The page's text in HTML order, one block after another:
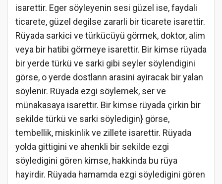
isarettir. Eger söyleyenin sesi güzel ise, faydali
ticarete, güzel degilse zararli bir ticarete isarettir.
Rüyada sarkici ve türkücüyü görmek, doktor, alim
veya bir hatibi görmeye isarettir. Bir kimse rüyada
bir yerde türkü ve sarki gibi seyler söylendigini
görse, o yerde dostlann arasini ayiracak bir yalan
söylenir. Rüyada ezgi söylemek, ser ve
münakasaya isarettir. Bir kimse rüyada çirkin bir
sekilde türkü ve sarki söyledigin} görse,
tembellik, miskinlik ve zillete isarettir. Rüyada
yolda gittigini ve ahenkli bir sekilde ezgi
söyledigini gören kimse, hakkinda bu rüya
hayirdir. Rüyada hamamda ezgi söyledigini gören